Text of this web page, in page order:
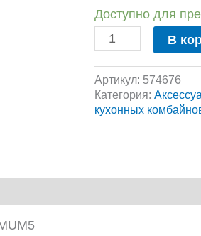
Доступно для
В
Артикул: 574676
Категория:
кухонных